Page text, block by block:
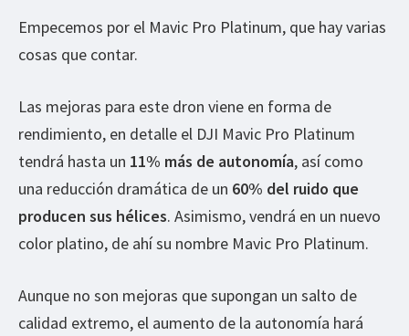
Empecemos por el Mavic Pro Platinum, que hay varias
cosas que contar.
Las mejoras para este dron viene en forma de
rendimiento, en detalle el DJI Mavic Pro Platinum
tendrá hasta un 11% más de autonomía, así como
una reducción dramática de un 60% del ruido que
producen sus hélices. Asimismo, vendrá en un nuevo
color platino, de ahí su nombre Mavic Pro Platinum.
Aunque no son mejoras que supongan un salto de
calidad extremo, el aumento de la autonomía hará